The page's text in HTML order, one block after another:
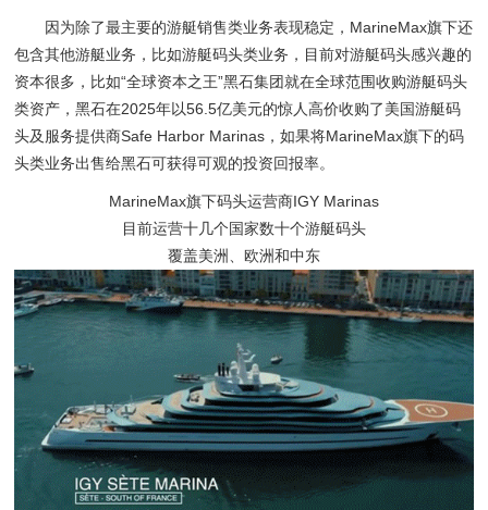
因为除了最主要的游艇销售类业务表现稳定，MarineMax旗下还
包含其他游艇业务，比如游艇码头类业务，目前对游艇码头感兴趣的
资本很多，比如“全球资本之王”黑石集团就在全球范围收购游艇码头
类资产，黑石在2025年以56.5亿美元的惊人高价收购了美国游艇码
头及服务提供商Safe Harbor Marinas，如果将MarineMax旗下的码
头类业务出售给黑石可获得可观的投资回报率。
MarineMax旗下码头运营商IGY Marinas
目前运营十几个国家数十个游艇码头
覆盖美洲、欧洲和中东